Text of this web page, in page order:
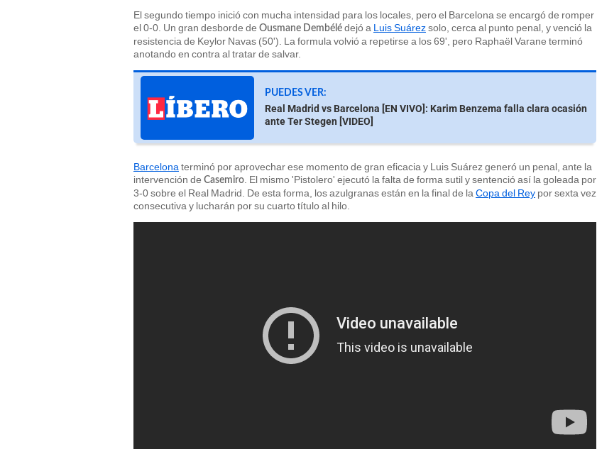
El segundo tiempo inició con mucha intensidad para los locales, pero el Barcelona se encargó de romper
el 0-0. Un gran desborde de Ousmane Dembélé dejó a Luis Suárezsolo, cerca al punto penal, y venció la
resistencia de Keylor Navas (50'). La formula volvió a repetirse a los 69', pero Raphaël Varane terminó
anotando en contra al tratar de salvar.
PUEDES VER:
Real Madrid vs Barcelona [EN VIVO]: Karim Benzema falla clara ocasión
ante Ter Stegen [VIDEO]
Barcelona terminó por aprovechar ese momento de gran eficacia y Luis Suárez generó un penal, ante la
intervención de Casemiro . El mismo 'Pistolero' ejecutó la falta de forma sutil y sentenció así la goleada por
3-0 sobre el Real Madrid. De esta forma, los azulgranas están en la final de la Copa del Rey por sexta vez
consecutiva y lucharán por su cuarto título al hilo.